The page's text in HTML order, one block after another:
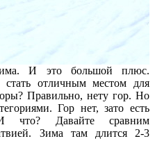
И это большой плюс.
стать отличным местом для
Правильно, нету гор. Но
Гор нет, зато есть
Давайте сравним
Зима там длится 2-3